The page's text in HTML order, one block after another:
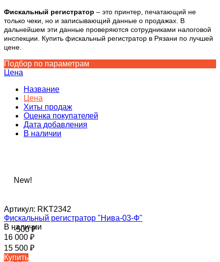
Фискальный регистратор – это принтер, печатающий не
только чеки, но и записывающий данные о продажах. В
дальнейшем эти данные проверяются сотрудниками налоговой
инспекции. Купить фискальный регистратор в Рязани по лучшей
цене.
Подбор по параметрам
Цена
Название
Цена
Хиты продаж
Оценка покупателей
Дата добавления
В наличии
New!
-500₽
Артикул: RKT2342
Фискальный регистратор "Нива-03-Ф"
В наличии
16 000 ₽
15 500 ₽
Купить